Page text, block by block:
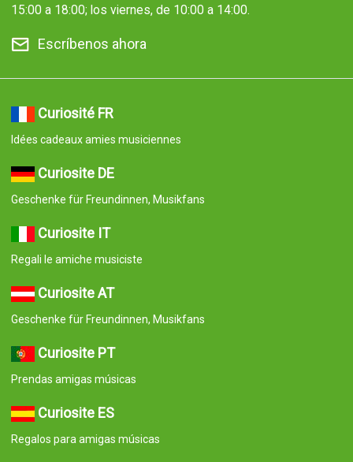
15:00 a 18:00; los viernes, de 10:00 a 14:00.
Escríbenos ahora
Curiosité FR
Idées cadeaux amies musiciennes
Curiosite DE
Geschenke für Freundinnen, Musikfans
Curiosite IT
Regali le amiche musiciste
Curiosite AT
Geschenke für Freundinnen, Musikfans
Curiosite PT
Prendas amigas músicas
Curiosite ES
Regalos para amigas músicas